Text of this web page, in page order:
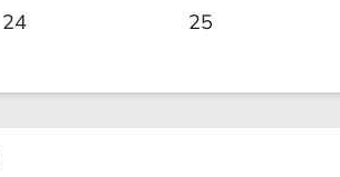
24 25